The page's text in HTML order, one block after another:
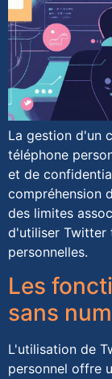
La gestion d'un
téléphone
et de
compréhension
des limites
d'utiliser Twitter
personnelles.
Les
sans
L'utilisation de
personnel offre